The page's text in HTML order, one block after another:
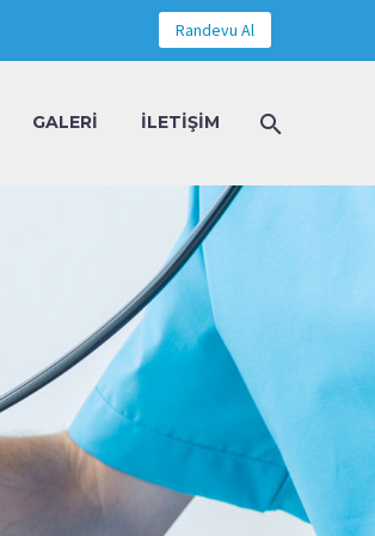
Randevu Al
GALERI İLETIŞIM